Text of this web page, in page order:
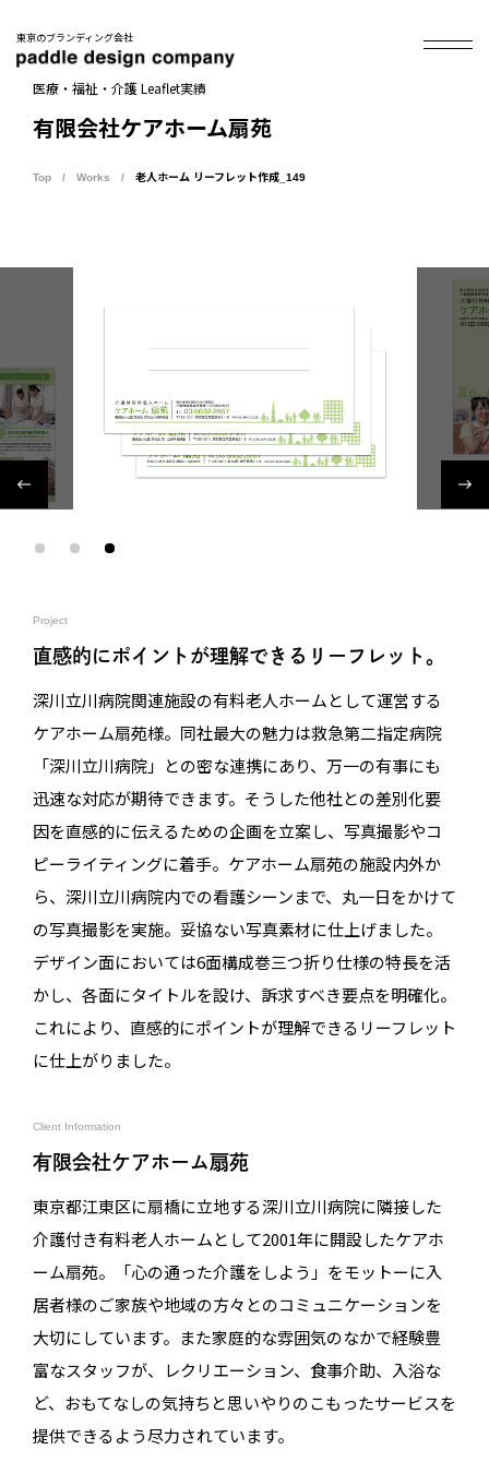
東京のブランディング会社
医療・福祉・介護 Leaflet実績
有限会社ケアホーム扇苑
Top Works 老人ホーム リーフレット作成_149
Project
直感的にポイントが理解できるリーフレット。
深川立川病院関連施設の有料老人ホームとして運営する
ケアホーム扇苑様。同社最大の魅力は救急第二指定病院
「深川立川病院」との密な連携にあり、万一の有事にも
迅速な対応が期待できます。そうした他社との差別化要
因を直感的に伝えるための企画を立案し、写真撮影やコ
ピーライティングに着手。ケアホーム扇苑の施設内外か
ら、深川立川病院内での看護シーンまで、丸一日をかけて
の写真撮影を実施。妥協ない写真素材に仕上げました。
デザイン面においては6面構成巻三つ折り仕様の特長を活
かし、各面にタイトルを設け、訴求すべき要点を明確化。
これにより、直感的にポイントが理解できるリーフレット
に仕上がりました。
Client Information
有限会社ケアホーム扇苑
東京都江東区に扇橋に立地する深川立川病院に隣接した
介護付き有料老人ホームとして2001年に開設したケアホ
ーム扇苑。「心の通った介護をしよう」をモットーに入
居者様のご家族や地域の方々とのコミュニケーションを
大切にしています。また家庭的な雰囲気のなかで経験豊
富なスタッフが、レクリエーション、食事介助、入浴な
ど、おもてなしの気持ちと思いやりのこもったサービスを
提供できるよう尽力されています。